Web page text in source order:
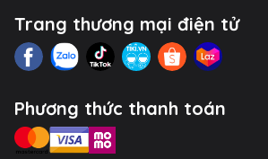
Trang thương mại điện tử
Phương thức thanh toán